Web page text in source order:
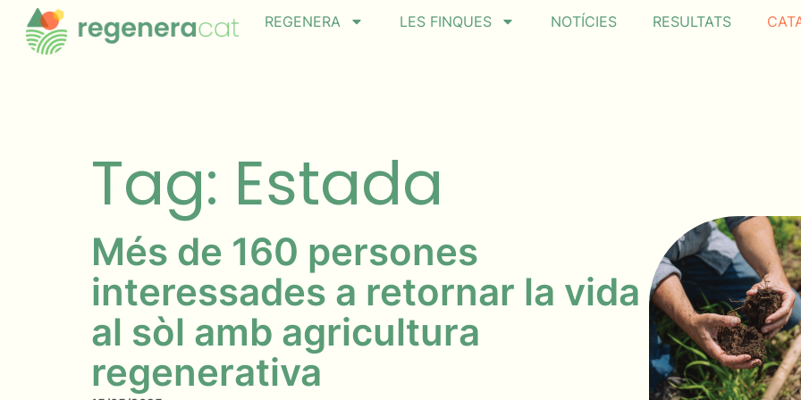
REGENERA LES FINQUES NOTÍCIES RESULTATS
Tag: Estada
Més de 160 persones
interessades a retornar la vida
al sòl amb agricultura
regenerativa